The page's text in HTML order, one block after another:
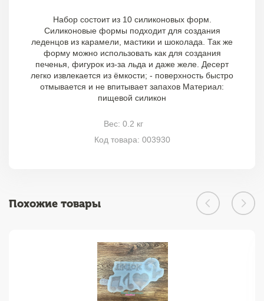
Набор состоит из 10 силиконовых форм.
Силиконовые формы подходит для создания
леденцов из карамели, мастики и шоколада. Так же
форму можно использовать как для создания
печенья, фигурок из-за льда и даже желе. Десерт
легко извлекается из ёмкости; - поверхность быстро
отмывается и не впитывает запахов Материал:
пищевой силикон
Вес: 0.2 кг
Код товара: 003930
Похожие товары